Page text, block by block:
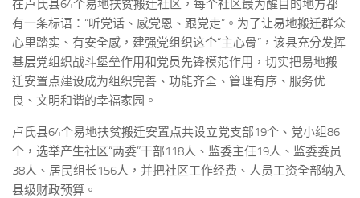
在卢氏县64个易地扶贫搬迁社区，每个社区最为醒目的地方都
有一条标语：“听党话、感党恩、跟党走”。为了让易地搬迁群众
心里踏实、有安全感，建强党组织这个“主心骨”，该县充分发挥
基层党组织战斗堡垒作用和党员先锋模范作用，切实把易地搬
迁安置点建设成为组织完善、功能齐全、管理有序、服务优
良、文明和谐的幸福家园。
卢氏县64个易地扶贫搬迁安置点共设立党支部19个、党小组86
个，选举产生社区“两委”干部118人、监委主任19人、监委委员
38人、居民组长156人，并把社区工作经费、人员工资全部纳入
县级财政预算。